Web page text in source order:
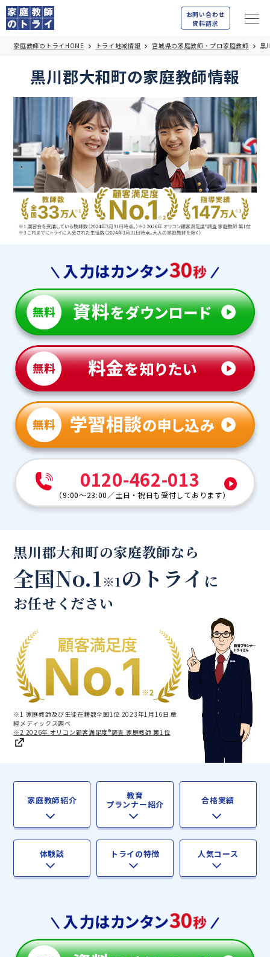
お問い合わせ
資料請求
家庭教師のトライHOME トライ地域情報 宮城県の家庭教師・プロ家庭教師 黒
黒川郡大和町の家庭教師情報
0120-462-013
（9:00～23:00／土日・祝日も受付しております）
黒川郡大和町の家庭教師なら
全国No.1※1のトライ に
お任せください
※1 家庭教師及び生徒在籍数全国1位 2023年1月16日 産
經メディックス調べ
※2 2026年 オリコン顧客満足度®調査 家庭教師 第1位
家庭教師紹介 教育
プランナー紹介 合格実績
体験談 トライの特徴 人気コース